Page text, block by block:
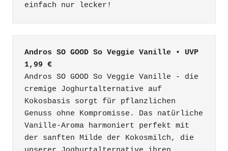
einfach nur lecker!
Andros SO GOOD So Veggie Vanille • UVP
1,99 €
Andros SO GOOD So Veggie Vanille - die
cremige Joghurtalternative auf
Kokosbasis sorgt für pflanzlichen
Genuss ohne Kompromisse. Das natürliche
Vanille-Aroma harmoniert perfekt mit
der sanften Milde der Kokosmilch, die